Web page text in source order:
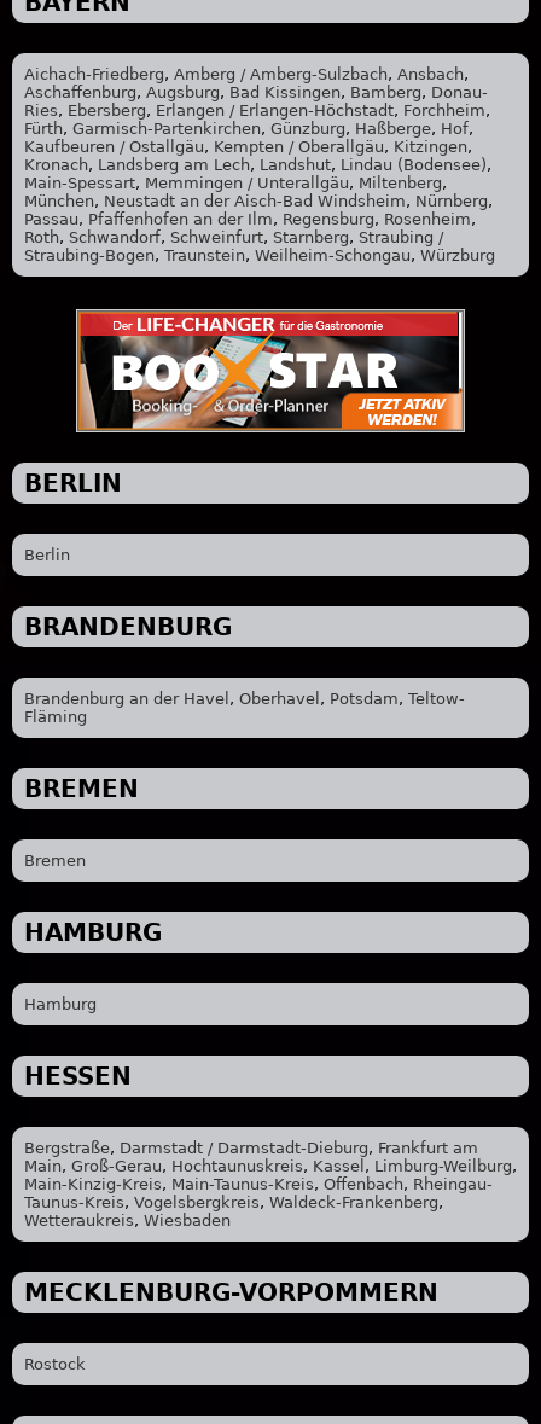
Aichach-Friedberg, Amberg / Amberg-Sulzbach, Ansbach,
Aschaffenburg, Augsburg, Bad Kissingen, Bamberg, Donau-
Ries, Ebersberg, Erlangen / Erlangen-Höchstadt, Forchheim,
Fürth, Garmisch-Partenkirchen, Günzburg, Haßberge, Hof,
Kaufbeuren / Ostallgäu, Kempten / Oberallgäu, Kitzingen,
Kronach, Landsberg am Lech, Landshut, Lindau (Bodensee),
Main-Spessart, Memmingen / Unterallgäu, Miltenberg,
München, Neustadt an der Aisch-Bad Windsheim, Nürnberg,
Passau, Pfaffenhofen an der Ilm, Regensburg, Rosenheim,
Roth, Schwandorf, Schweinfurt, Starnberg, Straubing /
Straubing-Bogen, Traunstein, Weilheim-Schongau, Würzburg
BERLIN
Berlin
BRANDENBURG
Brandenburg an der Havel , Oberhavel , Potsdam, Teltow-
Fläming
BREMEN
Bremen
HAMBURG
Hamburg
HESSEN
Bergstraße, Darmstadt / Darmstadt-Dieburg, Frankfurt am
Main, Groß-Gerau, Hochtaunuskreis, Kassel , Limburg-Weilburg,
Main-Kinzig-Kreis, Main-Taunus-Kreis, Offenbach, Rheingau-
Taunus-Kreis, Vogelsbergkreis, Waldeck-Frankenberg,
Wetteraukreis, Wiesbaden
MECKLENBURG-VORPOMMERN
Rostock